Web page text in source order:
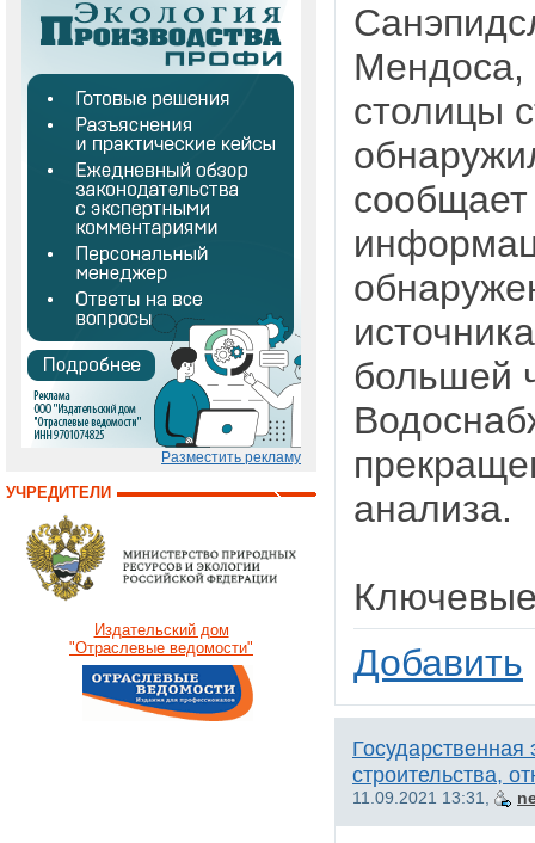
Разместить рекламу
УЧРЕДИТЕЛИ
Издательский дом
"Отраслевые ведомости"
Мендоса,
столицы
сообщает
большей
анализа.
Добавить
Государственная
строительства,
11.09.2021 13:31,